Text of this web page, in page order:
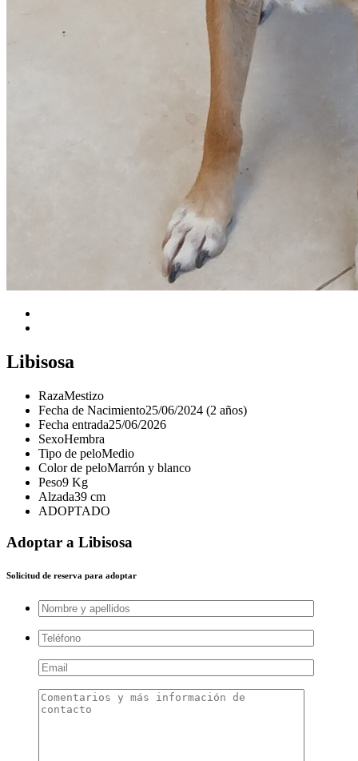
Libisosa
RazaMestizo
Fecha de Nacimiento25/06/2024 (2 años)
Fecha entrada25/06/2026
SexoHembra
Tipo de peloMedio
Color de peloMarrón y blanco
Peso9 Kg
Alzada39 cm
ADOPTADO
Adoptar a Libisosa
Solicitud de reserva para adoptar